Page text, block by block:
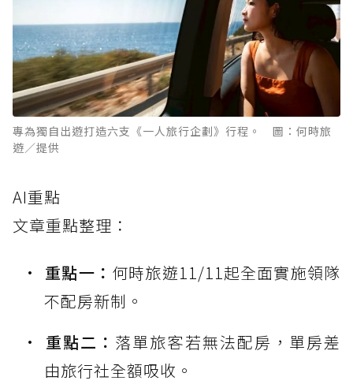
專為獨自出遊打造六支《一人旅行企劃》行程。 圖：何時旅
遊／提供
AI重點
文章重點整理：
重點一： 何時旅遊11/11起全面實施領隊
不配房新制。
重點二： 落單旅客若無法配房，單房差
由旅行社全額吸收。